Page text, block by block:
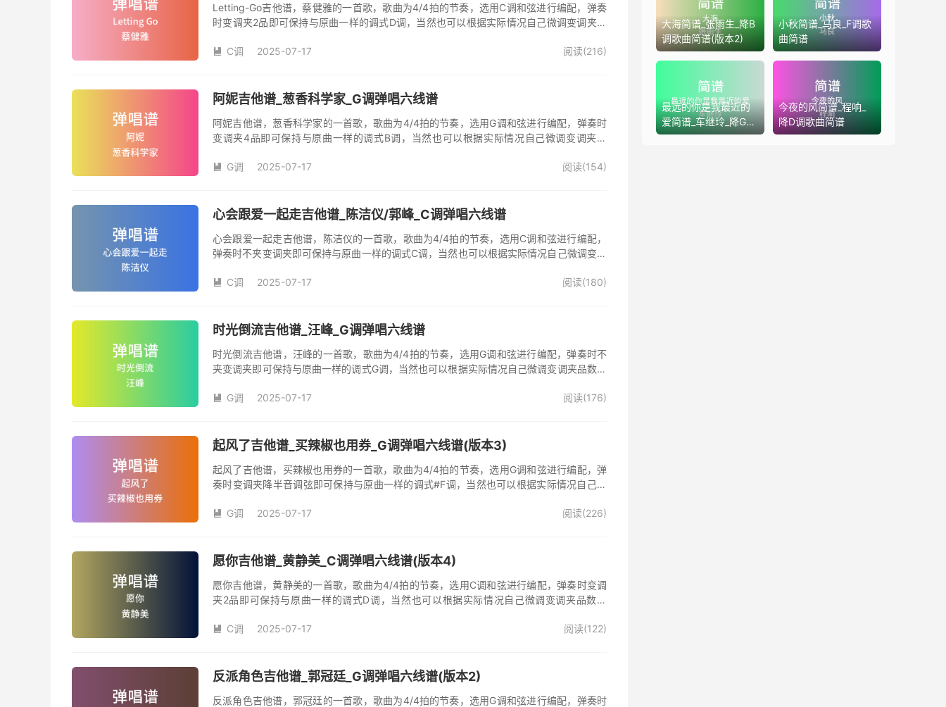
Letting-Go吉他谱，蔡健雅的一首歌，歌曲为4/4拍的节奏，选用C调和弦进行编配，弹奏
时变调夹2品即可保持与原曲一样的调式D调，当然也可以根据实际情况自己微调变调夹品
 C调 2025-07-17 阅读(216)
阿妮吉他谱_葱香科学家_G调弹唱六线谱
阿妮吉他谱，葱香科学家的一首歌，歌曲为4/4拍的节奏，选用G调和弦进行编配，弹奏时
变调夹4品即可保持与原曲一样的调式B调，当然也可以根据实际情况自己微调变调夹品
 G调 2025-07-17 阅读(154)
心会跟爱一起走吉他谱_陈洁仪/郭峰_C调弹唱六线谱
心会跟爱一起走吉他谱，陈洁仪的一首歌，歌曲为4/4拍的节奏，选用C调和弦进行编配，
弹奏时不夹变调夹即可保持与原曲一样的调式C调，当然也可以根据实际情况自己微调变调
本吉他谱是根据陈洁仪、郭峰演唱的《心会跟爱一起走》歌曲原版编配，完整的前奏、间
 C调 2025-07-17 阅读(180)
时光倒流吉他谱_汪峰_G调弹唱六线谱
时光倒流吉他谱，汪峰的一首歌，歌曲为4/4拍的节奏，选用G调和弦进行编配，弹奏时不
夹变调夹即可保持与原曲一样的调式G调，当然也可以根据实际情况自己微调变调夹品数。
汪峰创作并演唱的歌曲，收录在他2005年发行的专辑《怒放的生命》中 。本吉他谱根据原
 G调 2025-07-17 阅读(176)
起风了吉他谱_买辣椒也用券_G调弹唱六线谱(版本3)
起风了吉他谱，买辣椒也用券的一首歌，歌曲为4/4拍的节奏，选用G调和弦进行编配，弹
奏时变调夹降半音调弦即可保持与原曲一样的调式#F调，当然也可以根据实际情况自己微
域部分，原曲太高，大部分人唱不上去，原调#F，所以选G调指法编配，降半音为原调。在
版，略难一点，但是多加练习就能拿下来，可以试着挑战一下。不想练的可以省略。歌词反
 G调 2025-07-17 阅读(226)
愿你吉他谱_黄静美_C调弹唱六线谱(版本4)
愿你吉他谱，黄静美的一首歌，歌曲为4/4拍的节奏，选用C调和弦进行编配，弹奏时变调
夹2品即可保持与原曲一样的调式D调，当然也可以根据实际情况自己微调变调夹品数。
 C调 2025-07-17 阅读(122)
反派角色吉他谱_郭冠廷_G调弹唱六线谱(版本2)
反派角色吉他谱，郭冠廷的一首歌，歌曲为4/4拍的节奏，选用G调和弦进行编配，弹奏时
大海简谱_张雨生_降B
调歌曲简谱(版本2)
小秋简谱_马良_F调歌
曲简谱
最远的你是我最近的
爱简谱_车继玲_降G调
歌曲简谱
今夜的风简谱_程响_
降D调歌曲简谱